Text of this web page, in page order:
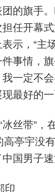
的旗手。
任开幕
示，“主
事情，
一定不
最好的一
丝带”，
亭宇没
国男子速
印